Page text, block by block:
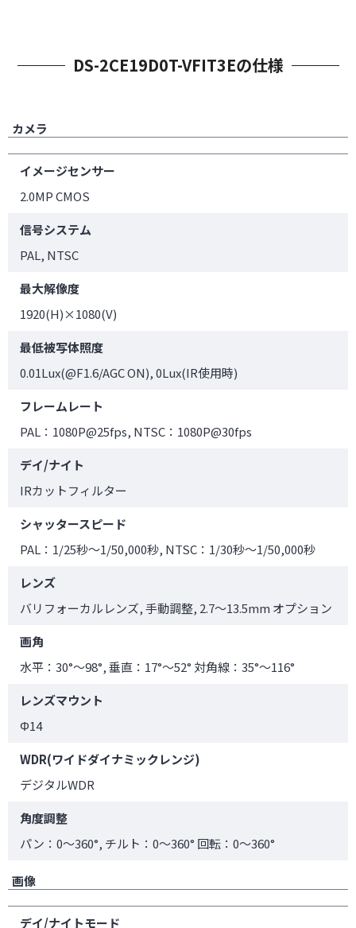
DS-2CE19D0T-VFIT3Eの仕様
カメラ
イメージセンサー
2.0MP CMOS
信号システム
PAL, NTSC
最大解像度
1920(H)×1080(V)
最低被写体照度
0.01Lux(@F1.6/AGC ON), 0Lux(IR使用時)
フレームレート
PAL：1080P@25fps, NTSC：1080P@30fps
デイ/ナイト
IRカットフィルター
シャッタースピード
PAL：1/25秒～1/50,000秒, NTSC：1/30秒～1/50,000秒
レンズ
バリフォーカルレンズ, 手動調整, 2.7～13.5mm オプション
画角
水平：30°～98°, 垂直：17°～52° 対角線：35°～116°
レンズマウント
Φ14
WDR(ワイドダイナミックレンジ)
デジタルWDR
角度調整
パン：0～360°, チルト：0～360° 回転：0～360°
画像
デイ/ナイトモード